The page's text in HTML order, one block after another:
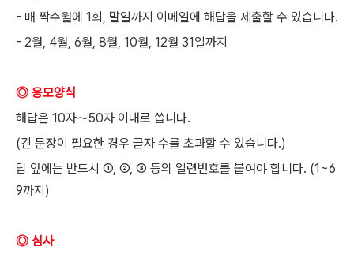
- 매 짝수월에 1회, 말일까지 이메일에 해답을 제출할 수 있습니다.
- 2월, 4월, 6월, 8월, 10월, 12월 31일까지
◎ 응모양식
해답은 10자〜50자 이내로 씁니다.
(긴 문장이 필요한 경우 글자 수를 초과할 수 있습니다.)
답 앞에는 반드시 ①, ②, ③ 등의 일련번호를 붙여야 합니다. (1~6
9까지)
◎ 심사